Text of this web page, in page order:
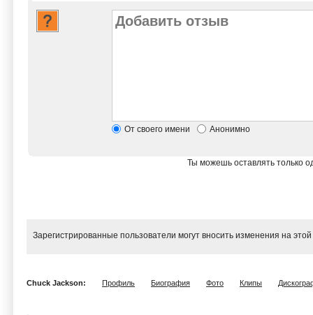
От своего имени Анонимно
Ты можешь оставлять только
Зарегистрированные пользователи могут вносить изменения на
Chuck Jackson: Профиль Биография Фото Клипы